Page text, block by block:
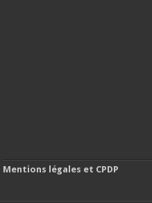
Mentions légales et CPDP